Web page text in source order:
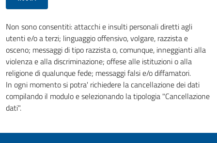
Non sono consentiti: attacchi e insulti personali diretti agli
utenti e/o a terzi; linguaggio offensivo, volgare, razzista e
osceno; messaggi di tipo razzista o, comunque, inneggianti alla
violenza e alla discriminazione; offese alle istituzioni o alla
religione di qualunque fede; messaggi falsi e/o diffamatori.
In ogni momento si potra' richiedere la cancellazione dei dati
compilando il modulo e selezionando la tipologia "Cancellazione
dati".